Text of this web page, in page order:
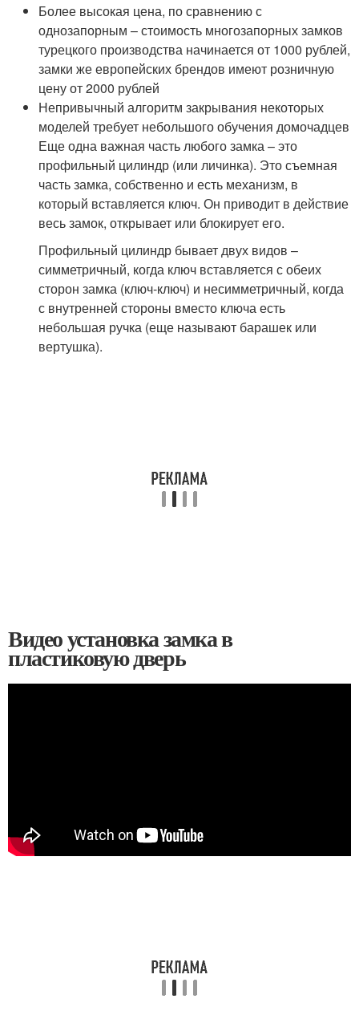
Более высокая цена, по сравнению с
однозапорным – стоимость многозапорных замков
турецкого производства начинается от 1000 рублей,
замки же европейских брендов имеют розничную
цену от 2000 рублей
Непривычный алгоритм закрывания некоторых
моделей требует небольшого обучения домочадцев
Еще одна важная часть любого замка – это
профильный цилиндр (или личинка). Это съемная
часть замка, собственно и есть механизм, в
который вставляется ключ. Он приводит в действие
весь замок, открывает или блокирует его.
Профильный цилиндр бывает двух видов –
симметричный, когда ключ вставляется с обеих
сторон замка (ключ-ключ) и несимметричный, когда
с внутренней стороны вместо ключа есть
небольшая ручка (еще называют барашек или
вертушка).
Видео установка замка в
пластиковую дверь